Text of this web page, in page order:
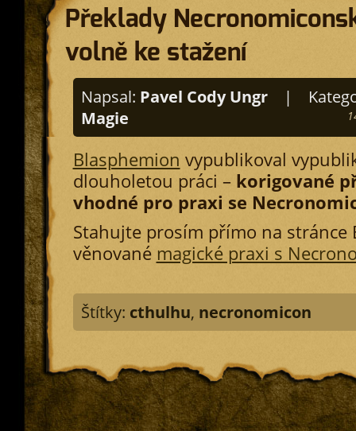
Překlady
volně ke stažení
Napsal: Pavel Cody Ungr |
Magie
Blasphemion vypublikoval
dlouholetou práci – korigované
vhodné pro praxi se
Stahujte prosím přímo na stránce
věnované magické praxi s
Štítky: cthulhu, necronomicon